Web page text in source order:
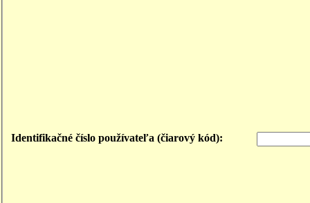
Identifikačné číslo používateľa (čiarový kód):